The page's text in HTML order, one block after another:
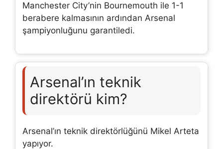
Manchester City’nin Bournemouth ile 1-1
berabere kalmasının ardından Arsenal
şampiyonluğunu garantiledi.
Arsenal’ın teknik
direktörü kim?
Arsenal’ın teknik direktörlüğünü Mikel Arteta
yapıyor.